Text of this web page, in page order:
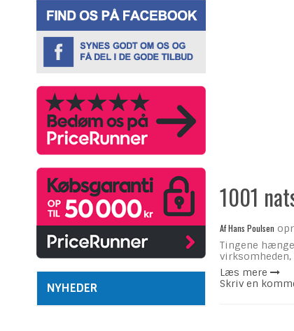
NYHEDER
1001
AfHans Poulsen
Tingene
Læs mere
Skriv en